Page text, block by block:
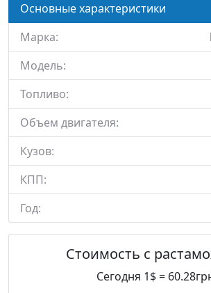
Основные характеристики
Марка:
Модель:
Топливо:
Объем двигателя:
Кузов:
КПП:
Год:
Стоимость с
Сегодня 1$ =